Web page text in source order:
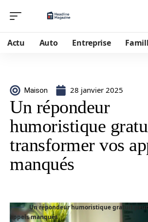
Actu Auto Entreprise
Maison 28 janvier 2025
Un répondeur
humoristique
transformer vos
manqués
Un répondeur humoristique gratuit
appels manqués